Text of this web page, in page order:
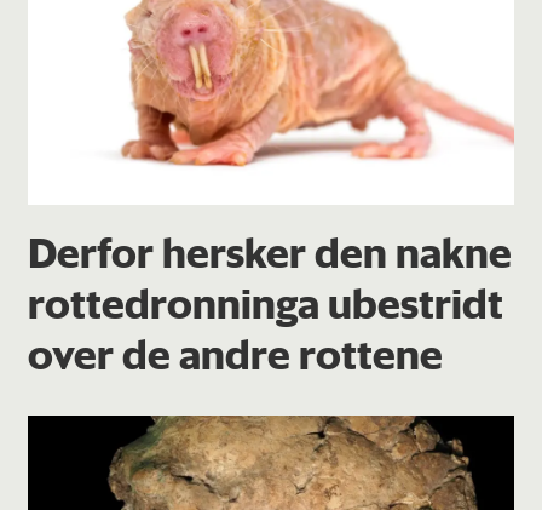
Derfor hersker den nakne
rottedronninga ubestridt
over de andre rottene